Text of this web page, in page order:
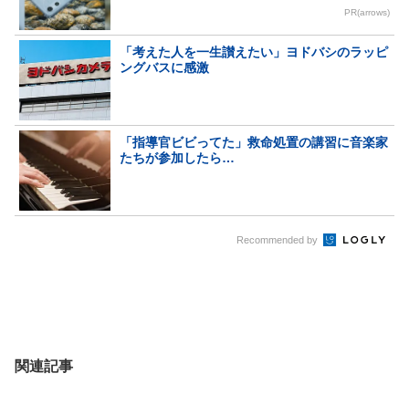
PR(arrows)
「考えた人を一生讃えたい」ヨドバシのラッピ
ングバスに感激
「指導官ビビってた」救命処置の講習に音楽家
たちが参加したら…
Recommended by
関連記事